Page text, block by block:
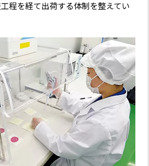
程を経て出荷する体制を整えてい